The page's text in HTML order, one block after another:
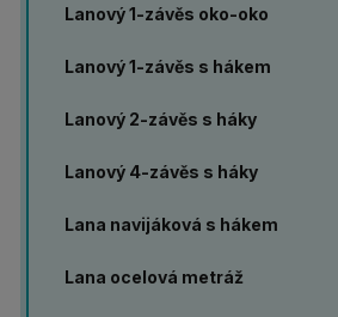
Lanový 1-závěs oko-oko
Lanový 1-závěs s hákem
Lanový 2-závěs s háky
Lanový 4-závěs s háky
Lana navijáková s hákem
Lana ocelová metráž